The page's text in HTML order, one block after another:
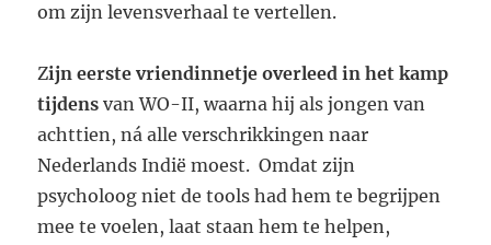
om zijn levensverhaal te vertellen.
Zijn eerste vriendinnetje overleed in het kamp
tijdens van WO-II, waarna hij als jongen van
achttien, ná alle verschrikkingen naar
Nederlands Indië moest. Omdat zijn
psycholoog niet de tools had hem te begrijpen
mee te voelen, laat staan hem te helpen,